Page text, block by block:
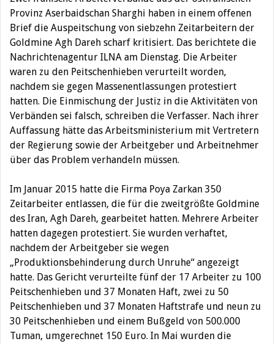
Provinz Aserbaidschan Sharghi haben in einem offenen
Brief die Auspeitschung von siebzehn Zeitarbeitern der
Goldmine Agh Dareh scharf kritisiert. Das berichtete die
Nachrichtenagentur ILNA am Dienstag. Die Arbeiter
waren zu den Peitschenhieben verurteilt worden,
nachdem sie gegen Massenentlassungen protestiert
hatten. Die Einmischung der Justiz in die Aktivitäten von
Verbänden sei falsch, schreiben die Verfasser. Nach ihrer
Auffassung hätte das Arbeitsministerium mit Vertretern
der Regierung sowie der Arbeitgeber und Arbeitnehmer
über das Problem verhandeln müssen.
Im Januar 2015 hatte die Firma Poya Zarkan 350
Zeitarbeiter entlassen, die für die zweitgrößte Goldmine
des Iran, Agh Dareh, gearbeitet hatten. Mehrere Arbeiter
hatten dagegen protestiert. Sie wurden verhaftet,
nachdem der Arbeitgeber sie wegen
„Produktionsbehinderung durch Unruhe“ angezeigt
hatte. Das Gericht verurteilte fünf der 17 Arbeiter zu 100
Peitschenhieben und 37 Monaten Haft, zwei zu 50
Peitschenhieben und 37 Monaten Haftstrafe und neun zu
30 Peitschenhieben und einem Bußgeld von 500.000
Tuman, umgerechnet 150 Euro. In Mai wurden die